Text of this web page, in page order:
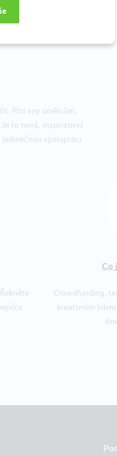
Plní sny umělcům,
to nová, inspirativní
spolupráci.
Co
Crowdfunding,
kreativním